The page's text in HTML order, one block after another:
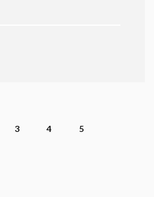
3 4 5